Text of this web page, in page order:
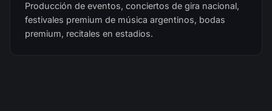
Producción de eventos, conciertos de gira nacional,
festivales premium de música argentinos, bodas
premium, recitales en estadios.